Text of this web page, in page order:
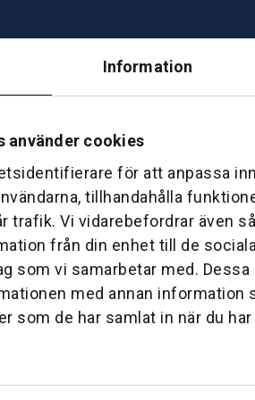
Information
använder cookies
för att anpassa
tillhandahålla
trafik. Vi vidarebefordrar även
från din enhet till de
som vi samarbetar med. Dessa
med annan information
som de har samlat in när du